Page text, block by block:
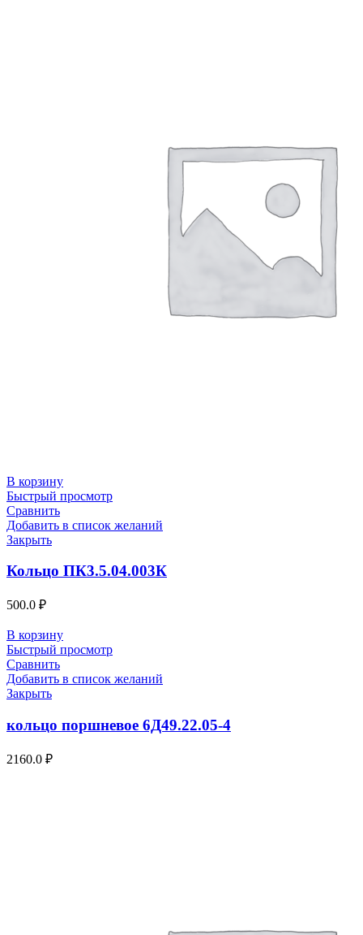
В корзину
Быстрый просмотр
Сравнить
Добавить в список желаний
Закрыть
Кольцо ПК3.5.04.003К
500.0 ₽
В корзину
Быстрый просмотр
Сравнить
Добавить в список желаний
Закрыть
кольцо поршневое 6Д49.22.05-4
2160.0 ₽